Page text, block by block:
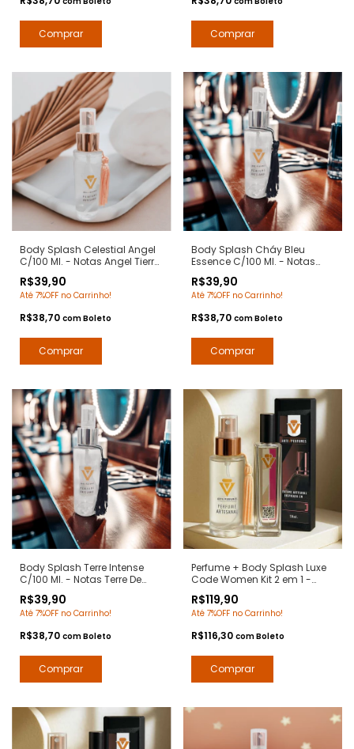
Body Splash Celestial Angel
C/100 Ml. - Notas Angel Tierry
Desodorante Corporal -
Contratipos Premium - Arte 1
R$39,90
Até 7%OFF no Carrinho!
R$38,70 comBoleto
Body Splash Cháy Bleu
Essence C/100 Ml. - Notas
Desodorante Corporal - Arte 1
Perfumes
R$39,90
Até 7%OFF no Carrinho!
R$38,70 comBoleto
Body Splash Terre Intense
C/100 Ml. - Notas Terre De
Desodorante Corporal - Arte 1
Perfumes
R$39,90
Até 7%OFF no Carrinho!
R$38,70 comBoleto
Perfume + Body Splash Luxe
Code Women Kit 2 em 1 -
- Arte 1 Perfumes
R$119,90
Até 7%OFF no Carrinho!
R$116,30 comBoleto